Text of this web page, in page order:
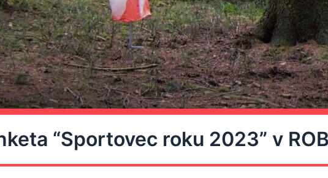
“Sportovec roku 2023” v ROB